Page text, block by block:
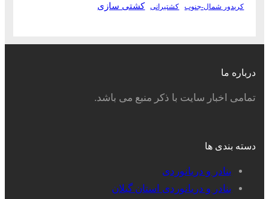
کریدور شمال-جنوب کشتیرانی کشتی سازی
درباره ما
تمامی اخبار سایت با ذکر منبع می باشد.
دسته بندی ها
بنادر و دریانوردی
بنادر و دریانوردی استان گیلان